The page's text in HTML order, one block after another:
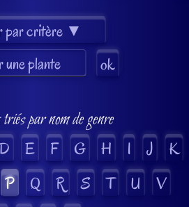
par nom de genre
E F G H I J
K
P Q R S T U
V